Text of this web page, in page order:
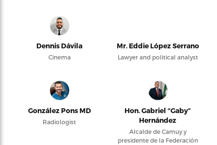
Dennis Dávila
Cinema
Mr. Eddie López Serrano
Lawyer and political analyst
González Pons MD
Radiologist
Hon. Gabriel “Gaby”
Hernández
Alcalde de Camuy y
presidente de la Federación